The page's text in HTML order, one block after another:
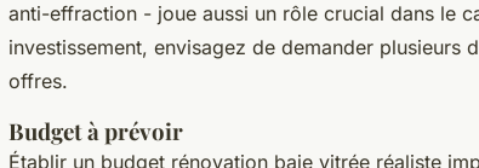
anti-effraction - joue aussi un rôle crucial dans le
investissement, envisagez de demander plusieurs
offres.
Budget à prévoir
Établir un budget rénovation baie vitrée réaliste